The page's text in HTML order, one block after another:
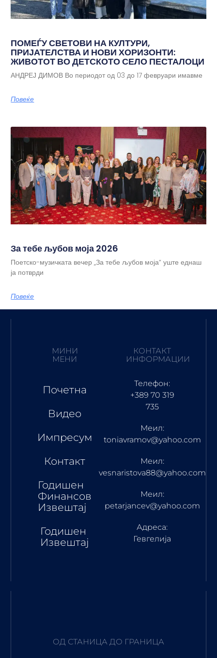
ПОМЕЃУ СВЕТОВИ НА КУЛТУРИ,
ПРИЈАТЕЛСТВА И НОВИ ХОРИЗОНТИ:
ЖИВОТОТ ВО ДЕТСКОТО СЕЛО ПЕСТАЛОЦИ
АНДРЕЈ ДИМОВ Во периодот од 03 до 17 февруари имавме
Повеќе
За тебе љубов моја 2026
Поетско-музичката вечер „За тебе љубов моја“ уште еднаш
ја потврди
Повеќе
МИНИ
МЕНИ
Почетна
Видео
Импресум
Контакт
Годишен
Финансов
Извештај
Годишен
Извештај
КОНТАКТ
ИНФОРМАЦИИ
Телефон:
+389 70 319
735
Меил:
toniavramov@yahoo.com
Меил:
vesnaristova88@yahoo.com
Меил:
petarjancev@yahoo.com
Адреса:
Гевгелија
ОД СТАНИЦА ДО ГРАНИЦА